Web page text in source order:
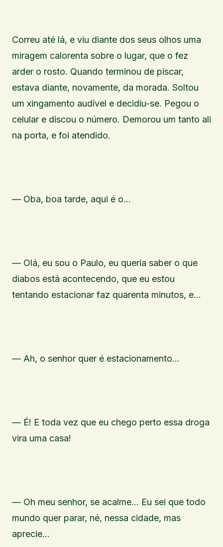
Correu até lá, e viu diante dos seus olhos uma
miragem calorenta sobre o lugar, que o fez
arder o rosto. Quando terminou de piscar,
estava diante, novamente, da morada. Soltou
um xingamento audível e decidiu-se. Pegou o
celular e discou o número. Demorou um tanto ali
na porta, e foi atendido.
— Oba, boa tarde, aqui é o…
— Olá, eu sou o Paulo, eu queria saber o que
diabos está acontecendo, que eu estou
tentando estacionar faz quarenta minutos, e…
— Ah, o senhor quer é estacionamento…
— É! E toda vez que eu chego perto essa droga
vira uma casa!
— Oh meu senhor, se acalme… Eu sei que todo
mundo quer parar, né, nessa cidade, mas
aprecie…